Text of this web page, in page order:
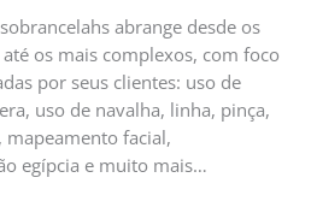
abrange desde os
os mais complexos, com foco
por seus clientes: uso de
uso de navalha, linha, pinça,
facial,
egípcia e muito mais…